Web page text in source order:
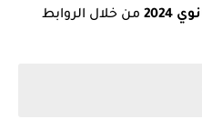
من خلال الروابط